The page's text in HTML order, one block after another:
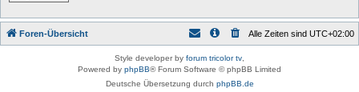
Foren-Übersicht Alle Zeiten sind UTC+02:00
Style developer by forum tricolor tv
Powered by phpBB® Forum Software © phpBB Limited
Deutsche Übersetzung durch phpBB.de